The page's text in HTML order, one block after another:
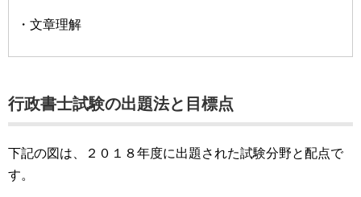
・文章理解
行政書士試験の出題法と目標点
下記の図は、２０１８年度に出題された試験分野と配点で
す。